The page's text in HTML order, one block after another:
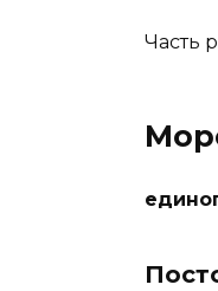
Часть